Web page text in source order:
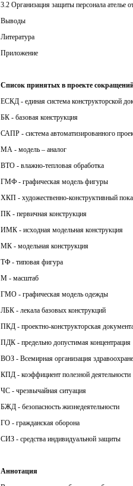
3.2 Организация защиты персонала ателье
Выводы
Литература
Приложение
Список принятых в проекте
ЕСКД - единая система конструкторской
БК - базовая конструкция
САПР - система автоматизированного
МА - модель – аналог
ВТО - влажно-тепловая обработка
ГМФ - графическая модель фигуры
ХКП - художественно-конструктивный
ПК - первичная конструкция
ИМК - исходная модельная конструкция
МК - модельная конструкция
ТФ - типовая фигура
М - масштаб
ГМО - графическая модель одежды
ЛБК - лекала базовых конструкций
ПКД - проектно-конструкторская
ПДК - предельно допустимая концентрация
ВОЗ - Всемирная организация
КПД - коэффициент полезной деятельности
ЧС - чрезвычайная ситуация
БЖД - безопасность жизнедеятельности
ГО - гражданская оборона
СИЗ - средства индивидуальной защиты
Аннотация